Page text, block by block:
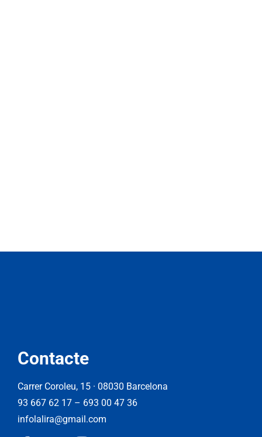
Contacte
Carrer Coroleu, 15 · 08030 Barcelona
93 667 62 17– 693 00 47 36
infolalira@gmail.com